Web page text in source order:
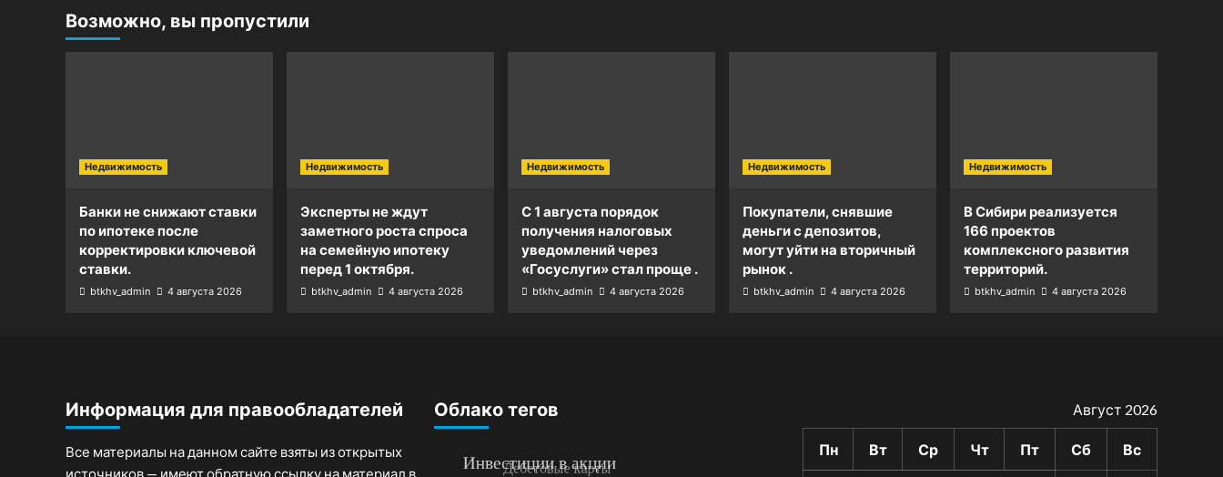
Возможно, вы пропустили
Недвижимость
Банки не снижают ставки
по ипотеке после
корректировки ключевой
ставки.
btkhv_admin 4 августа 2026
Недвижимость
Эксперты не ждут
заметного роста спроса
на семейную ипотеку
перед 1 октября.
btkhv_admin 4 августа 2026
Недвижимость
С 1 августа порядок
получения налоговых
уведомлений через
«Госуслуги» стал проще .
btkhv_admin 4 августа 2026
Недвижимость
Покупатели, снявшие
деньги с депозитов,
могут уйти на вторичный
рынок .
btkhv_admin 4 августа 2026
Недвижимость
В Сибири реализуется
166 проектов
комплексного развития
территорий.
btkhv_admin 4 августа 2026
Информация для правообладателей
Все материалы на данном сайте взяты из открытых
источников — имеют обратную ссылку на материал в
Облако тегов Август 2026
Пн Вт Ср Чт Пт Сб Вс